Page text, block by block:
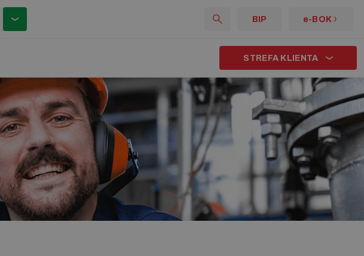
BIP e-BOK
STREFA KLIENTA